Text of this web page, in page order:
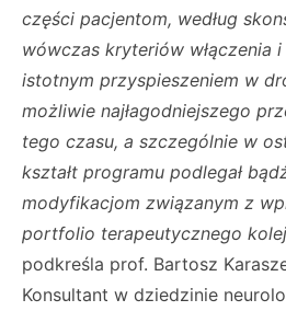
części pacjentom, według
wówczas kryteriów włączenia i
istotnym przyspieszeniem w
możliwie najłagodniejszego
tego czasu, a szczególnie w
kształt programu podlegał
modyfikacjom związanym z
portfolio terapeutycznego
podkreśla prof. Bartosz
Konsultant w dziedzinie